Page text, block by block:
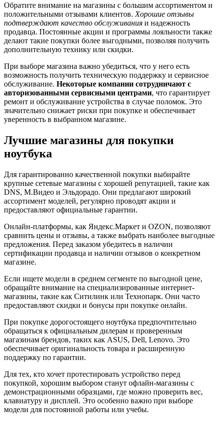
Обратите внимание на магазины с большим ассортиментом и
положительными отзывами клиентов. Хорошие отзывы
подтверждают качество обслуживания и надежность
продавца. Постоянные акции и программы лояльности также
делают такие покупки более выгодными, позволяя получить
дополнительную технику или скидки.
При выборе магазина важно убедиться, что у него есть
возможность получить техническую поддержку и сервисное
обслуживание. Некоторые компании сотрудничают с
авторизованными сервисными центрами, что гарантирует
ремонт и обслуживание устройства в случае поломок. Это
значительно снижает риски при покупке и обеспечивает
уверенность в выбранном магазине.
Лучшие магазины для покупки
ноутбука
Для гарантированно качественной покупки выбирайте
крупные сетевые магазины с хорошей репутацией, такие как
DNS, М.Видео и Эльдорадо. Они предлагают широкий
ассортимент моделей, регулярно проводят акции и
предоставляют официальные гарантии.
Онлайн-платформы, как Яндекс.Маркет и OZON, позволяют
сравнить цены и отзывы, а также выбрать наиболее выгодные
предложения. Перед заказом убедитесь в наличии
сертификации продавца и наличии отзывов о конкретном
магазине.
Если ищете модели в среднем сегменте по выгодной цене,
обращайте внимание на специализированные интернет-
магазины, такие как Ситилинк или Технопарк. Они часто
предоставляют скидки и бонусы при покупке онлайн.
При покупке дорогостоящего ноутбука предпочтительно
обращаться к официальным дилерам и проверенным
магазинам брендов, таких как ASUS, Dell, Lenovo. Это
обеспечивает оригинальность товара и расширенную
поддержку по гарантии.
Для тех, кто хочет протестировать устройство перед
покупкой, хорошим выбором станут офлайн-магазины с
демонстрационными образцами, где можно проверить вес,
клавиатуру и дисплей. Это особенно важно при выборе
модели для постоянной работы или учебы.